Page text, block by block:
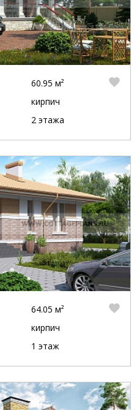
60.95 м²
кирпич
2 этажа
64.05 м²
кирпич
1 этаж